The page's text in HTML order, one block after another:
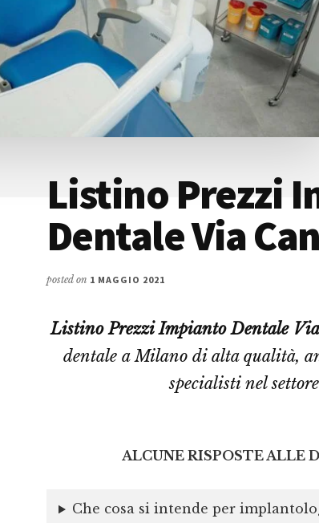
Listino Prezzi
Dentale Via
posted on 1 MAGGIO 2021
Listino Prezzi Impianto Dentale
dentale a Milano di alta qualità,
specialisti nel
ALCUNE RISPOSTE ALLE
Che cosa si intende per